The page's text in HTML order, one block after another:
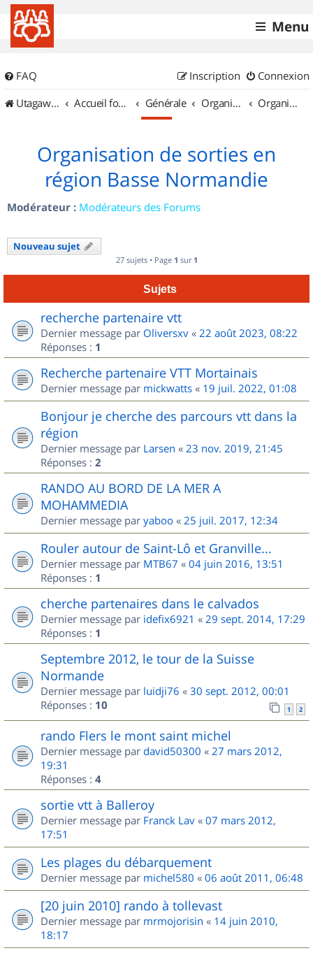
Menu
FAQ Connexion
Inscription
UtagawaVTT (Randos VTT et VTTAE avec traces GPS)
Accueil forum Générale Organisation de sorties & Recherche de partenaires Organisation de sorties en région Basse Normandie
Organisation de sorties en
région Basse Normandie
Modérateur : Modérateurs des Forums
Nouveau sujet
27 sujets • Page 1 sur 1
Sujets
recherche partenaire vtt
Dernier message par Oliversxv « 22 août 2023, 08:22
Réponses : 1
Recherche partenaire VTT Mortainais
Dernier message par mickwatts « 19 juil. 2022, 01:08
Bonjour je cherche des parcours vtt dans la
région
Dernier message par Larsen « 23 nov. 2019, 21:45
Réponses : 2
RANDO AU BORD DE LA MER A
MOHAMMEDIA
Dernier message par yaboo « 25 juil. 2017, 12:34
Rouler autour de Saint-Lô et Granville...
Dernier message par MTB67 « 04 juin 2016, 13:51
Réponses : 1
cherche partenaires dans le calvados
Dernier message par idefix6921 « 29 sept. 2014, 17:29
Réponses : 1
Septembre 2012, le tour de la Suisse
Normande
Dernier message par luidji76 « 30 sept. 2012, 00:01
Réponses : 10 1 2
rando Flers le mont saint michel
Dernier message par david50300 « 27 mars 2012,
19:31
Réponses : 4
sortie vtt à Balleroy
Dernier message par Franck Lav « 07 mars 2012,
17:51
Les plages du débarquement
Dernier message par michel580 « 06 août 2011, 06:48
[20 juin 2010] rando à tollevast
Dernier message par mrmojorisin « 14 juin 2010,
18:17